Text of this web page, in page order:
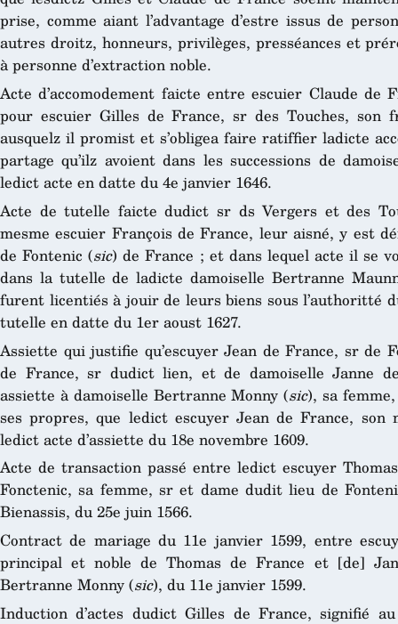
prise, comme aiant l’advantage d’estre issus de
autres droitz, honneurs, privilèges, presséances et
à personne d’extraction noble.
Acte d’accomodement faicte entre escuier Claude
pour escuier Gilles de France, sr des Touches, son
ausquelz il promist et s’obligea faire ratiffier ladicte
partage qu’ilz avoient dans les successions de
ledict acte en datte du 4e janvier 1646.
Acte de tutelle faicte dudict sr ds Vergers et des
mesme escuier François de France, leur aisné, y est
de Fontenic (sic) de France ; et dans lequel acte il se
dans la tutelle de ladicte damoiselle Bertranne
furent licentiés à jouir de leurs biens sous l’authoritté
tutelle en datte du 1er aoust 1627.
Assiette qui justifie qu’escuyer Jean de France, sr de
de France, sr dudict lien, et de damoiselle Janne
assiette à damoiselle Bertranne Monny (sic), sa
ses propres, que ledict escuyer Jean de France,
ledict acte d’assiette du 18e novembre 1609.
Acte de transaction passé entre ledict escuyer
Fonctenic, sa femme, sr et dame dudit lieu de
Bienassis, du 25e juin 1566.
Contract de mariage du 11e janvier 1599, entre
principal et noble de Thomas de France et [de]
Bertranne Monny (sic), du 11e janvier 1599.
Induction d’actes dudict Gilles de France, signifié